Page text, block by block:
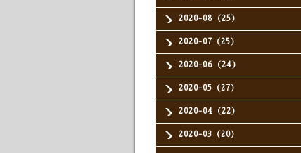
2020-08（25）
2020-07（25）
2020-06（24）
2020-05（27）
2020-04（22）
2020-03（20）